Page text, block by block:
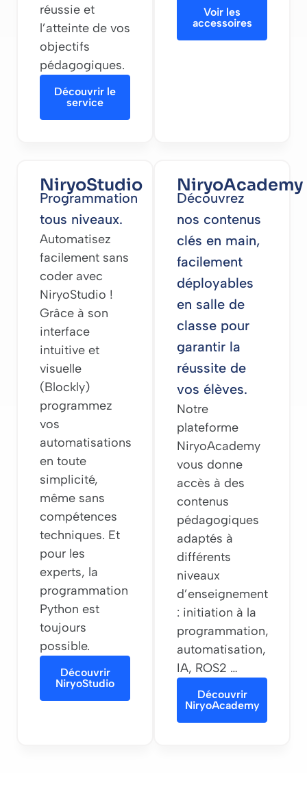
réussie et
l’atteinte de vos
objectifs
pédagogiques.
Découvrir le
service
Voir les
accessoires
NiryoStudio
Programmation
tous niveaux.
Automatisez
facilement sans
coder avec
NiryoStudio !
Grâce à son
interface
intuitive et
visuelle
(Blockly)
programmez
vos
automatisations
en toute
simplicité,
même sans
compétences
techniques. Et
pour les
experts, la
programmation
Python est
toujours
possible.
Découvrir
NiryoStudio
NiryoAcademy
Découvrez
nos contenus
clés en main,
facilement
déployables
en salle de
classe pour
garantir la
réussite de
vos élèves.
Notre
plateforme
NiryoAcademy
vous donne
accès à des
contenus
pédagogiques
adaptés à
différents
niveaux
d’enseignement
: initiation à la
programmation,
automatisation,
IA, ROS2 …
Découvrir
NiryoAcademy